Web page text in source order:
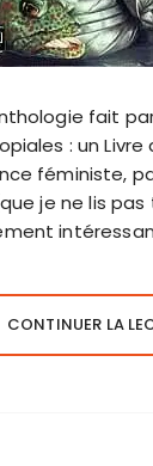
fait
: un Livre
féministe,
je ne lis pas
CONTINUER LA